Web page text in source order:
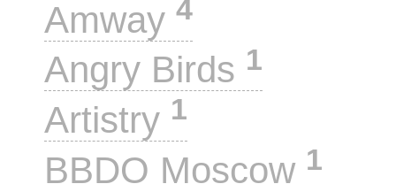
Amway 4
Angry Birds 1
Artistry 1
BBDO Moscow 1